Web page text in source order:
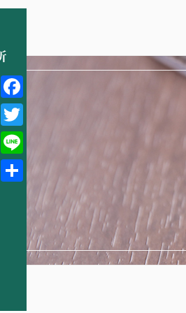
Facebook
Twitter
Line